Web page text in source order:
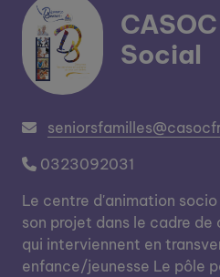
Social
0323092031
Le centre d'animation
son projet dans le cadre de
qui interviennent en
enfance/jeunesse Le pôle